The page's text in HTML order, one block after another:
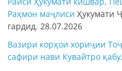
Раҳмон маҷлисиҲукумати
гардид.28.07.2026
Вазири корҳои хориҷии
сафири нави Кувайтро